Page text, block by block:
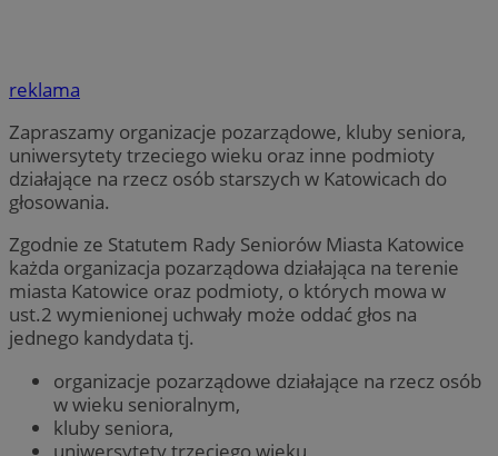
reklama
Zapraszamy organizacje pozarządowe, kluby seniora,
uniwersytety trzeciego wieku oraz inne podmioty
działające na rzecz osób starszych w Katowicach do
głosowania.
Zgodnie ze Statutem Rady Seniorów Miasta Katowice
każda organizacja pozarządowa działająca na terenie
miasta Katowice oraz podmioty, o których mowa w
ust.2 wymienionej uchwały może oddać głos na
jednego kandydata tj.
organizacje pozarządowe działające na rzecz osób
w wieku senioralnym,
kluby seniora,
uniwersytety trzeciego wieku